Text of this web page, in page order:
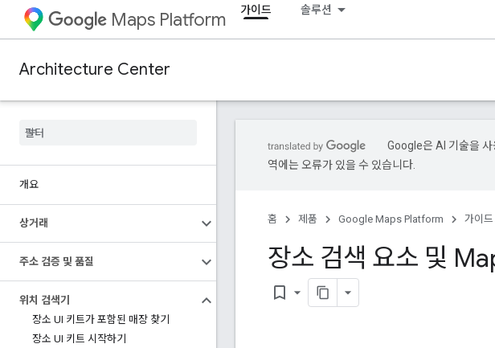
Maps Platform 가이드 솔루션
Architecture Center
개요
상거래
주소 검증 및 품질
위치 검색기
장소 UI 키트가 포함된 매장 찾기
장소 UI 키트 시작하기
Google은 AI 기술을 사
역에는 오류가 있을 수 있습니다.
홈 제품 Google Maps Platform 가이드
장소 검색 요소 및
bookmark_border